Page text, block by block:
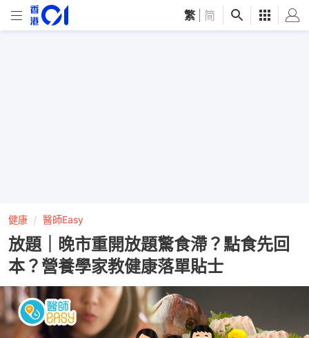
繁 简
健康 醫師Easy
放題｜晚市重開放題驚食滯？點食先回
本？營養學家教健康落單貼士